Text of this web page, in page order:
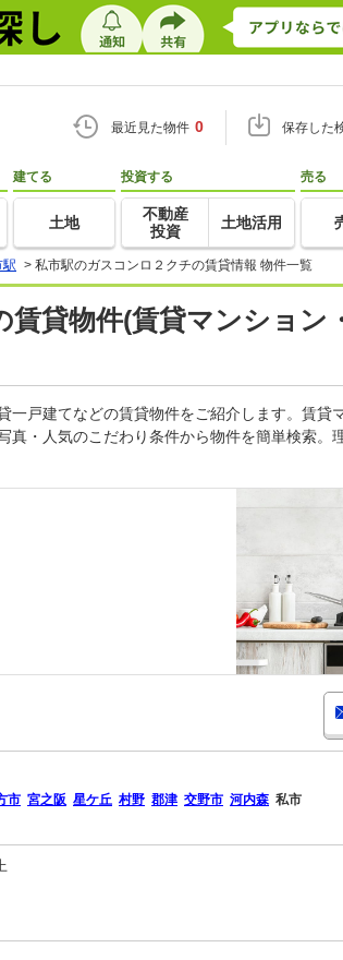
最近見た物件 0 保存した
建てる
土地
投資する
不動産
投資
土地活用
売る
駅 > 私市駅のガスコンロ２クチの賃貸情報 物件一覧
貸物件(賃貸マンション
戸建てなどの賃貸物件をご紹介します。賃貸
・人気のこだわり条件から物件を簡単検索。
市 宮之阪 星ケ丘 村野 郡津 交野市 河内森 私市